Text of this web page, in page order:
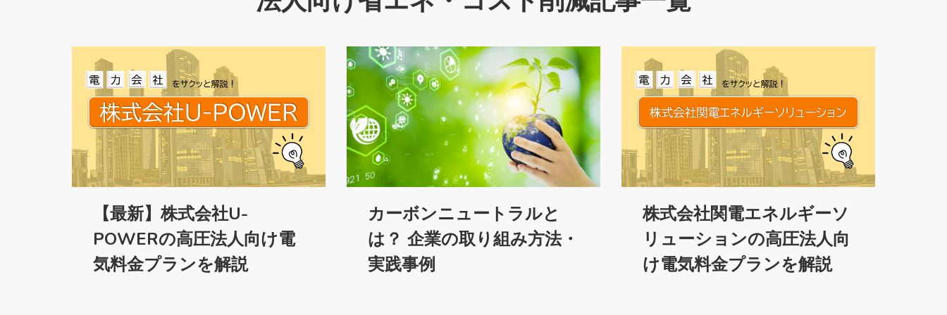
【最新】株式会社U-
POWERの高圧法人向け電
気料金プランを解説
カーボンニュートラルと
は？ 企業の取り組み方法・
実践事例
株式会社関電エネルギーソ
リューションの高圧法人向
け電気料金プランを解説